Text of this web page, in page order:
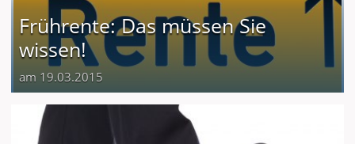
Frührente: Das müssen Sie
wissen!
am 19.03.2015